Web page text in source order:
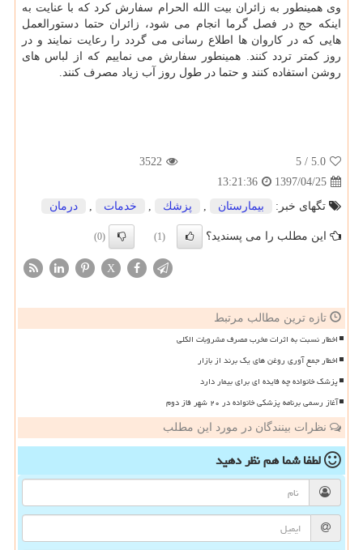
وی همینطور به زائران بیت الله الحرام سفارش كرد كه با عنایت به
اینكه حج در فصل گرما انجام می شود، زائران حتما دستورالعمل
هایی كه در كاروان ها اطلاع رسانی می گردد را رعایت نمایند و در
روز كمتر تردد كنند. همینطور سفارش می نماییم كه از لباس های
روشن استفاده كنند و حتما در طول روز آب زیاد مصرف كنند.
5.0
/ 5
3522
1397/04/25
13:21:36
تگهای خبر:
بیمارستان , پزشك , خدمات , درمان
این مطلب را می پسندید؟ (1)
(0)
X
تازه ترین مطالب مرتبط
اخطار نسبت به اثرات مخرب مصرف مشروبات الکلی
اخطار جمع آوری روغن های یک برند از بازار
پزشک خانواده چه فایده ای برای بیمار دارد
آغاز رسمی برنامه پزشکی خانواده در ۲۰ شهر فاز دوم
نظرات بینندگان در مورد این مطلب
لطفا شما همنظر دهید